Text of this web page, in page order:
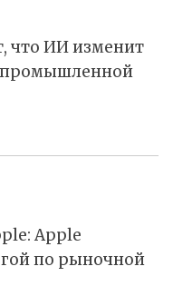
что ИИ изменит
Apple
по рыночной